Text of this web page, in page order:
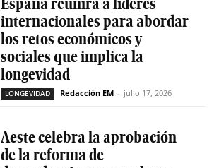
internacionales para abordar
los retos económicos y
sociales que implica la
longevidad
LONGEVIDAD Redacción EM - julio 17, 2026
Aeste celebra la aprobación
de la reforma de